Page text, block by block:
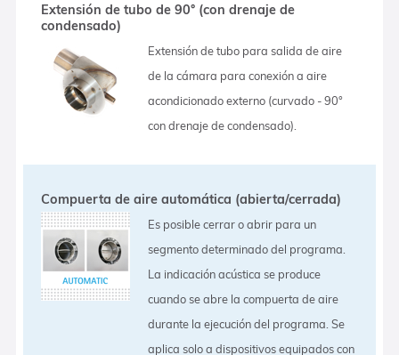
Extensión de tubo de 90° (con drenaje de
condensado)
Extensión de tubo para salida de aire
de la cámara para conexión a aire
acondicionado externo (curvado - 90°
con drenaje de condensado).
Compuerta de aire automática (abierta/cerrada)
Es posible cerrar o abrir para un
segmento determinado del programa.
La indicación acústica se produce
cuando se abre la compuerta de aire
durante la ejecución del programa. Se
aplica solo a dispositivos equipados con